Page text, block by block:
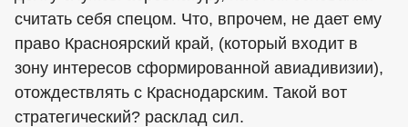
считать себя спецом. Что, впрочем, не дает ему
право Красноярский край, (который входит в
зону интересов сформированной авиадивизии),
отождествлять с Краснодарским. Такой вот
стратегический? расклад сил.